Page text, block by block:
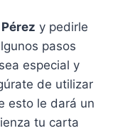
y pedirle
pasos
especial y
de utilizar
esto le dará un
tu carta